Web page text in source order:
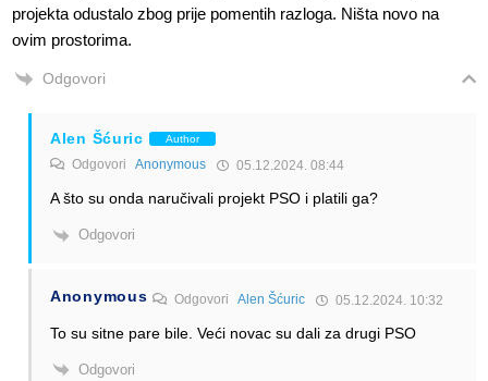
projekta odustalo zbog prije pomentih razloga. Ništa novo na
ovim prostorima.
Odgovori
Alen Šćuric Author
Odgovori Anonymous 05.12.2024. 08:44
A što su onda naručivali projekt PSO i platili ga?
Odgovori
Anonymous OdgovoriAlen Šćuric 05.12.2024. 10:32
To su sitne pare bile. Veći novac su dali za drugi PSO
Odgovori